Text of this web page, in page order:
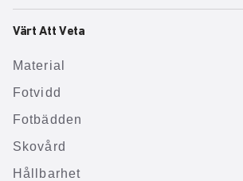
Värt Att Veta
Material
Fotvidd
Fotbädden
Skovård
Hållbarhet